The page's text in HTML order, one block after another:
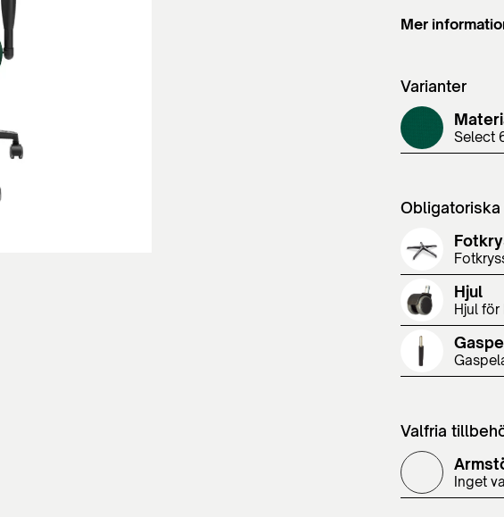
Mer
Varianter
Select
Obligatoriska
Hjul
Hjul för
Valfria
Inget